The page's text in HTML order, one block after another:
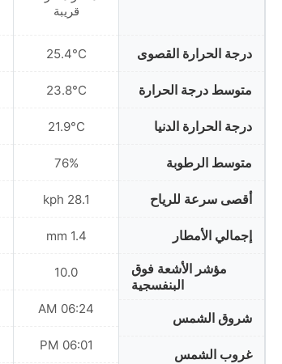
درجة الحرارة القصوى
متوسط درجة الحرارة
درجة الحرارة الدنيا
متوسط الرطوبة
أقصى سرعة للرياح
إجمالي الأمطار
مؤشر الأشعة فوق
البنفسجية
شروق الشمس
غروب الشمس
قريبة
25.4°C
23.8°C
21.9°C
76%
28.1 kph
1.4 mm
10.0
06:24 AM
06:01 PM